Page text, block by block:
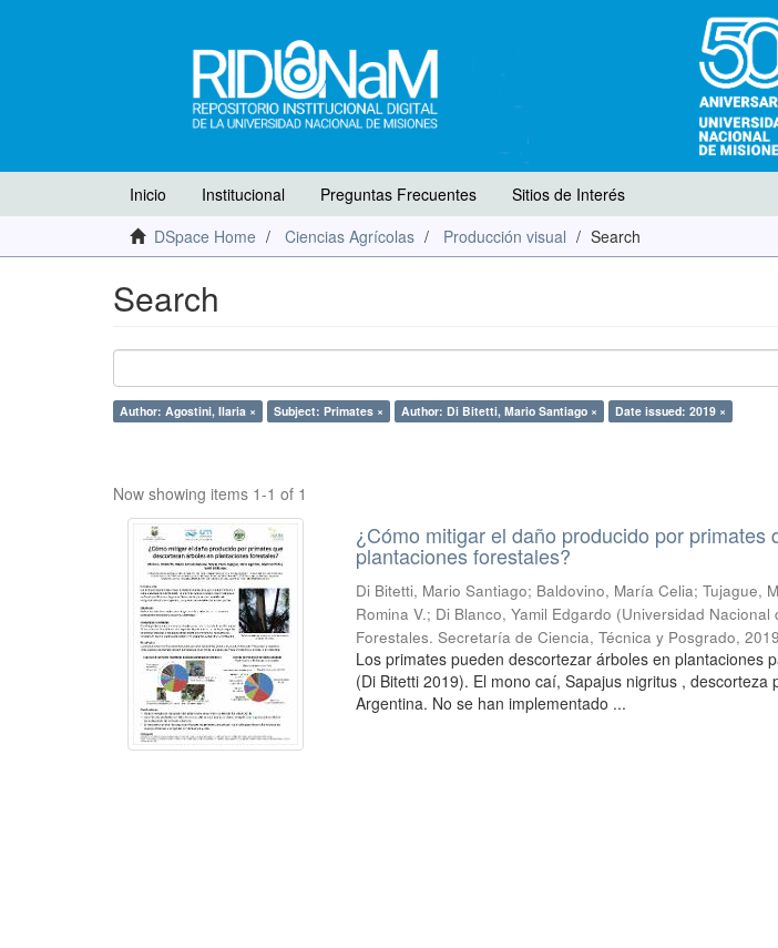
Inicio Institucional Preguntas Frecuentes
Sitios de Interés
DSpace Home
Ciencias Agrícolas Producción visual Search
Search
Author: Agostini, Ilaria × Subject: Primates × Author: Di Bitetti, Mario Santiago × Date issued: 2019 ×
Now showing items 1-1 of 1
¿Cómo mitigar el daño producido por primates
plantaciones forestales?
Di Bitetti, Mario Santiago; Baldovino, María Celia; Tujague,
Romina V.; Di Blanco, Yamil Edgardo (Universidad Nacional
Forestales. Secretaría de Ciencia, Técnica y Posgrado,
Los primates pueden descortezar árboles en plantaciones
(Di Bitetti 2019). El mono caí, Sapajus nigritus , descorteza
Argentina. No se han implementado ...